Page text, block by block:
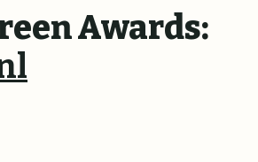
Awards: